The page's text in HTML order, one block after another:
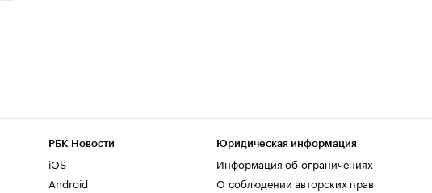
РБК Новости
iOS
Android
Юридическая информация
Информация об ограничениях
О соблюдении авторских прав